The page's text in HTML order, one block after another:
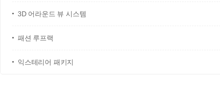
3D 어라운드 뷰 시스템
패션 루프랙
익스테리어 패키지